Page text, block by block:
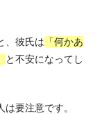
、彼氏は 「何かあ
と不安になってし
要注意です。